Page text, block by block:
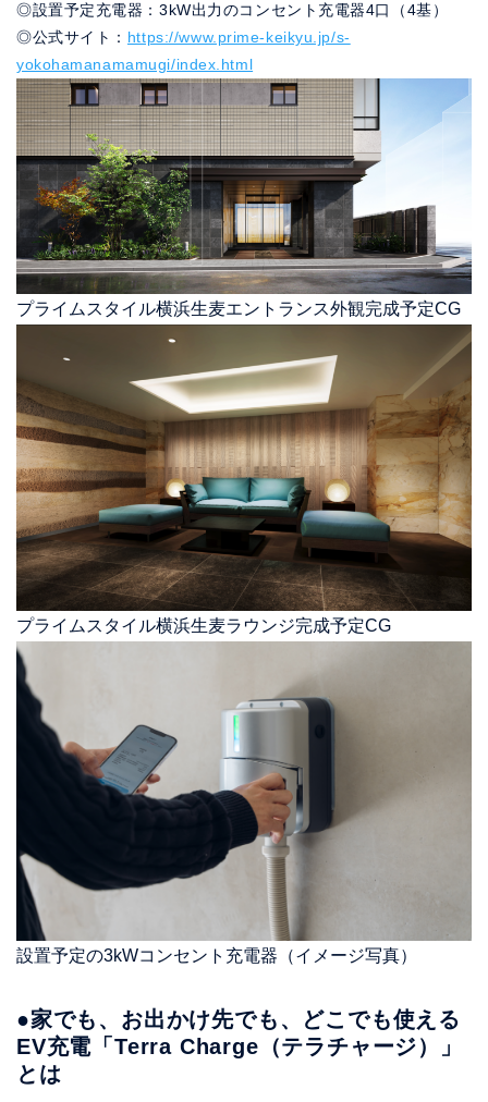
◎設置予定充電器：3kW出力のコンセント充電器4口（4基）
◎公式サイト： https://www.prime-keikyu.jp/s-
yokohamanamamugi/index.html
プライムスタイル横浜生麦エントランス外観完成予定CG
プライムスタイル横浜生麦ラウンジ完成予定CG
設置予定の3kWコンセント充電器（イメージ写真）
●家でも、お出かけ先でも、どこでも使える
EV充電「Terra Charge（テラチャージ）」
とは